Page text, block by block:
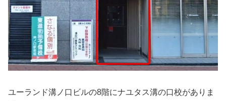
ユーランド溝ノ口ビルの8階にナユタス溝の口校がありま